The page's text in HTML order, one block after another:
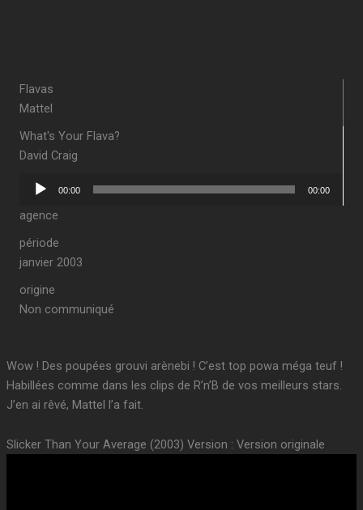
Flavas
Mattel
What's Your Flava?
David Craig
Lecteur
00:00 00:00
agence
période
janvier 2003
origine
Non communiqué
Wow ! Des poupées grouvi arènebi ! C’est top powa méga teuf !
Habillées comme dans les clips de R’n’B de vos meilleurs stars.
J’en ai rêvé, Mattel l’a fait.
Slicker Than Your Average (2003) Version : Version originale